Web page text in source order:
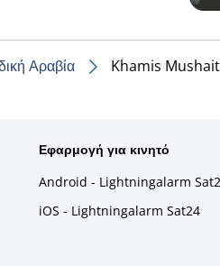
Αραβία Khamis Mushait
Εφαρμογή για κινητό
Android - Lightningalarm
iOS - Lightningalarm Sat24